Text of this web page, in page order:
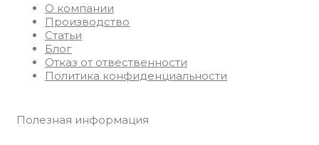
О компании
Производство
Статьи
Блог
Отказ от отвественности
Политика конфиденциальности
Полезная информация